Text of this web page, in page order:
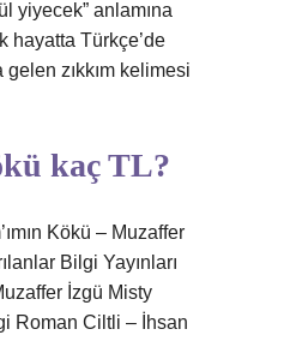
yiyecek” anlamına
hayatta Türkçe’de
gelen zıkkım kelimesi
kaç TL?
Kökü – Muzaffer
Bilgi Yayınları
İzgü Misty
Roman Ciltli – İhsan